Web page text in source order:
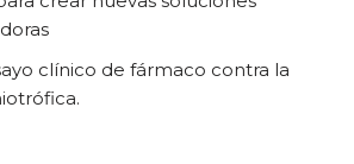
clínico de fármaco contra la